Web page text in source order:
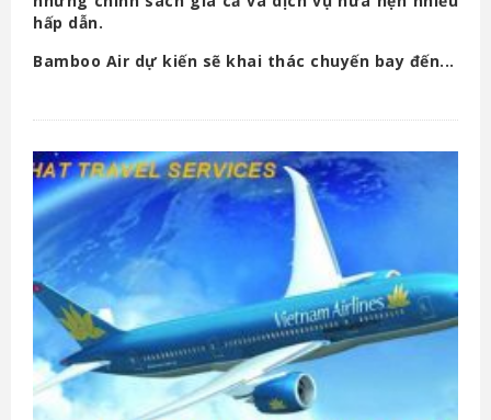
hấp dẫn.
Bamboo Air dự kiến sẽ khai thác chuyến bay đến...